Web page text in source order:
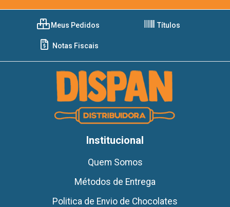
Meus Pedidos Títulos
Notas Fiscais
Institucional
Quem Somos
Métodos de Entrega
Politica de Envio de Chocolates